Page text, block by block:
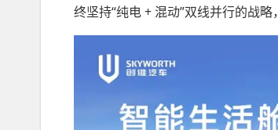
终坚持“纯电 + 混动”双线并行的战